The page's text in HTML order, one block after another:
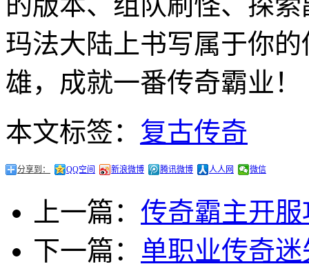
玛法大陆上书写属于你
雄，成就一番传奇霸业！
本文标签： 复古传奇
分享到： QQ空间 新浪微博 腾讯微博 人人网 微信
上一篇： 传奇霸主开
下一篇： 单职业传奇